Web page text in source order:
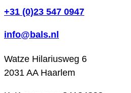
+31 (0)23 547 0947
info@bals.nl
Watze Hilariusweg 6
2031 AA Haarlem